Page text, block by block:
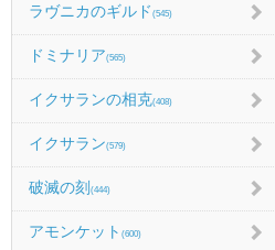
ラヴニカのギルド (545)
ドミナリア(565)
イクサランの相克(408)
イクサラン(579)
破滅の刻 (444)
アモンケット (600)